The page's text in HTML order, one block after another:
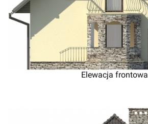
Elewacja frontowa